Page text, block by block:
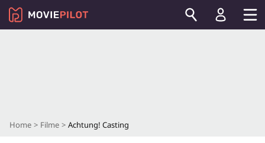
Home Filme Achtung! Casting